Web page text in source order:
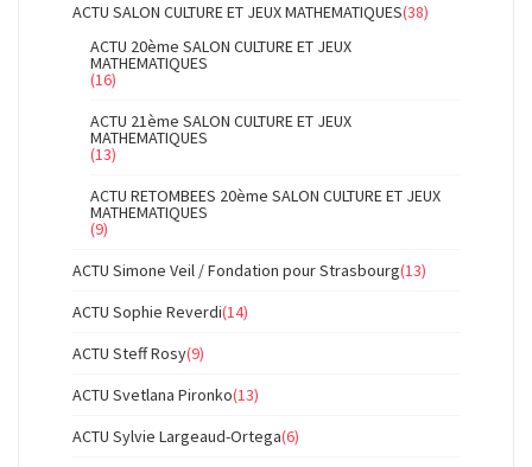
ACTU SALON CULTURE ET JEUX MATHEMATIQUES(38)
ACTU 20ème SALON CULTURE ET JEUX
MATHEMATIQUES
(16)
ACTU 21ème SALON CULTURE ET JEUX
MATHEMATIQUES
(13)
ACTU RETOMBEES 20ème SALON CULTURE ET JEUX
MATHEMATIQUES
(9)
ACTU Simone Veil / Fondation pour Strasbourg(13)
ACTU Sophie Reverdi(14)
ACTU Steff Rosy(9)
ACTU Svetlana Pironko(13)
ACTU Sylvie Largeaud-Ortega(6)